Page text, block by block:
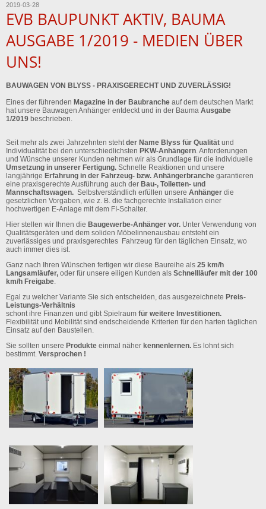
2019-03-28
EVB BAUPUNKT AKTIV, BAUMA
AUSGABE 1/2019 - MEDIEN ÜBER
UNS!
BAUWAGEN VON BLYSS - PRAXISGERECHT UND ZUVERLÄSSIG!
Eines der führenden Magazine in der Baubranche auf dem deutschen Markt
hat unsere Bauwagen Anhänger entdeckt und in der Bauma Ausgabe
1/2019 beschrieben.
Seit mehr als zwei Jahrzehnten stehtder Name Blyss für Qualität und
Individualität bei den unterschiedlichsten PKW-Anhängern. Anforderungen
und Wünsche unserer Kunden nehmen wir als Grundlage für die individuelle
Umsetzung in unserer Fertigung. Schnelle Reaktionen und unsere
langjährige Erfahrung in der Fahrzeug- bzw. Anhängerbranche garantieren
eine praxisgerechte Ausführung auch der Bau-, Toiletten- und
Mannschaftswagen. Selbstverständlich erfüllen unsere Anhänger die
gesetzlichen Vorgaben, wie z. B. die fachgerechte Installation einer
hochwertigen E-Anlage mit dem FI-Schalter.
Hier stellen wir Ihnen die Baugewerbe-Anhänger vor. Unter Verwendung von
Qualitätsgeräten und dem soliden Möbelinnenausbau entsteht ein
zuverlässiges und praxisgerechtes Fahrzeug für den täglichen Einsatz, wo
auch immer dies ist.
Ganz nach Ihren Wünschen fertigen wir diese Baureihe als 25 km/h
Langsamläufer, oder für unsere eiligen Kunden als Schnellläufer mit der 100
km/h Freigabe.
Egal zu welcher Variante Sie sich entscheiden, das ausgezeichnete Preis-
Leistungs-Verhältnis
schont ihre Finanzen und gibt Spielraum für weitere Investitionen.
Flexibilität und Mobilität sind endscheidende Kriterien für den harten täglichen
Einsatz auf den Baustellen.
Sie sollten unsere Produkte einmal näher kennenlernen. Es lohnt sich
bestimmt. Versprochen !